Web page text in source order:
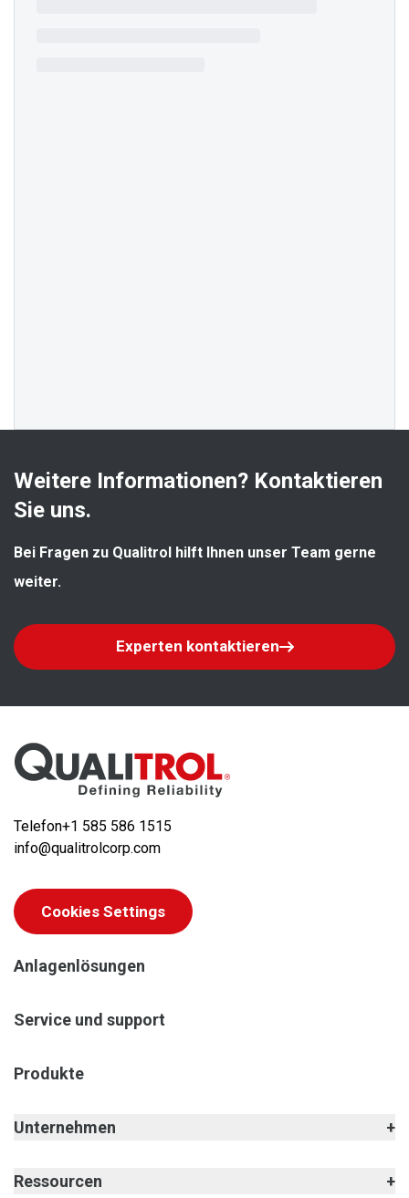
Weitere Informationen? Kontaktieren
Sie uns.
Bei Fragen zu Qualitrol hilft Ihnen unser Team gerne
weiter.
Experten kontaktieren
Telefon+1 585 586 1515
info@qualitrolcorp.com
Cookies Settings
Anlagenlösungen
Service und support
Produkte
Unternehmen
Ressourcen